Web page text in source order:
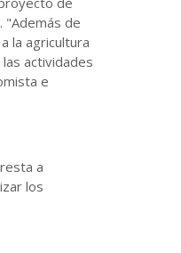
"Además de
la agricultura
actividades
e
a
los